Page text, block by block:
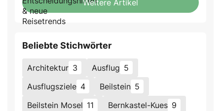
Weitere Artikel
Beliebte Stichwörter
Architektur 3 Ausflug 5
Ausflugsziele 4 Beilstein 5
Beilstein Mosel 11 Bernkastel-Kues 9